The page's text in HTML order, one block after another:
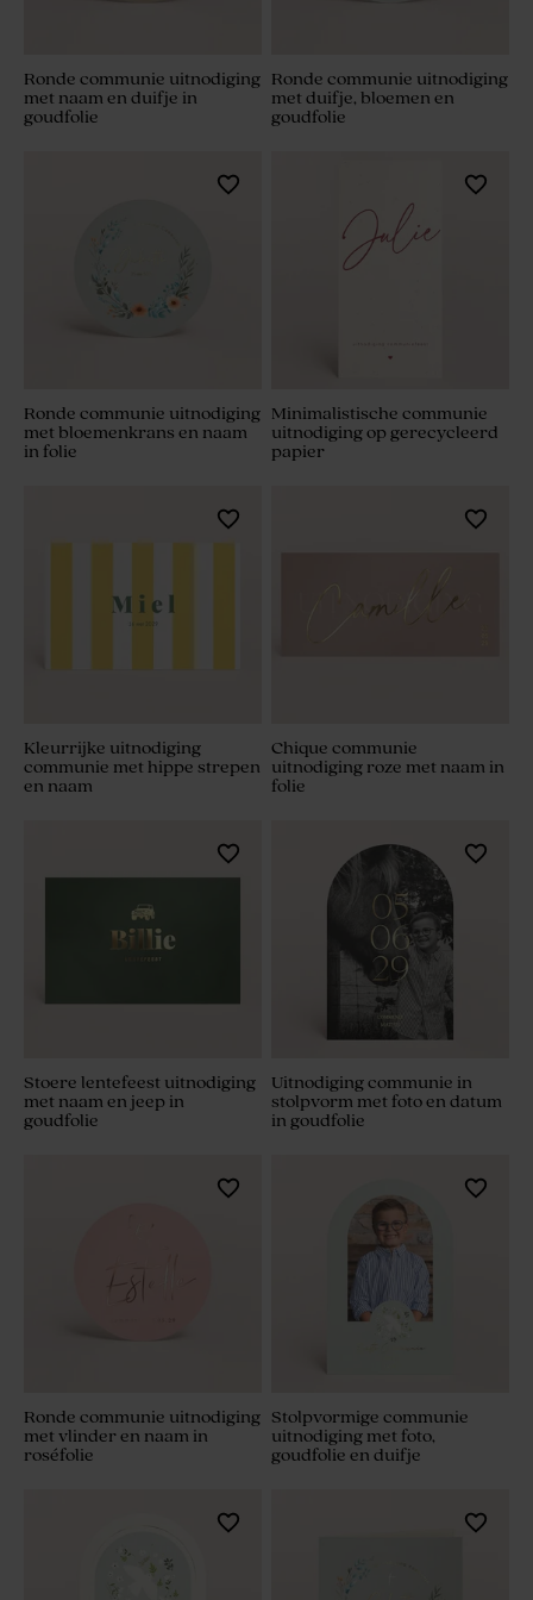
Ronde communie uitnodiging
met naam en duifje in
goudfolie
Ronde communie uitnodiging
met duifje, bloemen en
goudfolie
Ronde communie uitnodiging
met bloemenkrans en naam
in folie
Minimalistische communie
uitnodiging op gerecycleerd
papier
Kleurrijke uitnodiging
communie met hippe strepen
en naam
Chique communie
uitnodiging roze met naam in
folie
Stoere lentefeest uitnodiging
met naam en jeep in
goudfolie
Uitnodiging communie in
stolpvorm met foto en datum
in goudfolie
Ronde communie uitnodiging
met vlinder en naam in
roséfolie
Stolpvormige communie
uitnodiging met foto,
goudfolie en duifje